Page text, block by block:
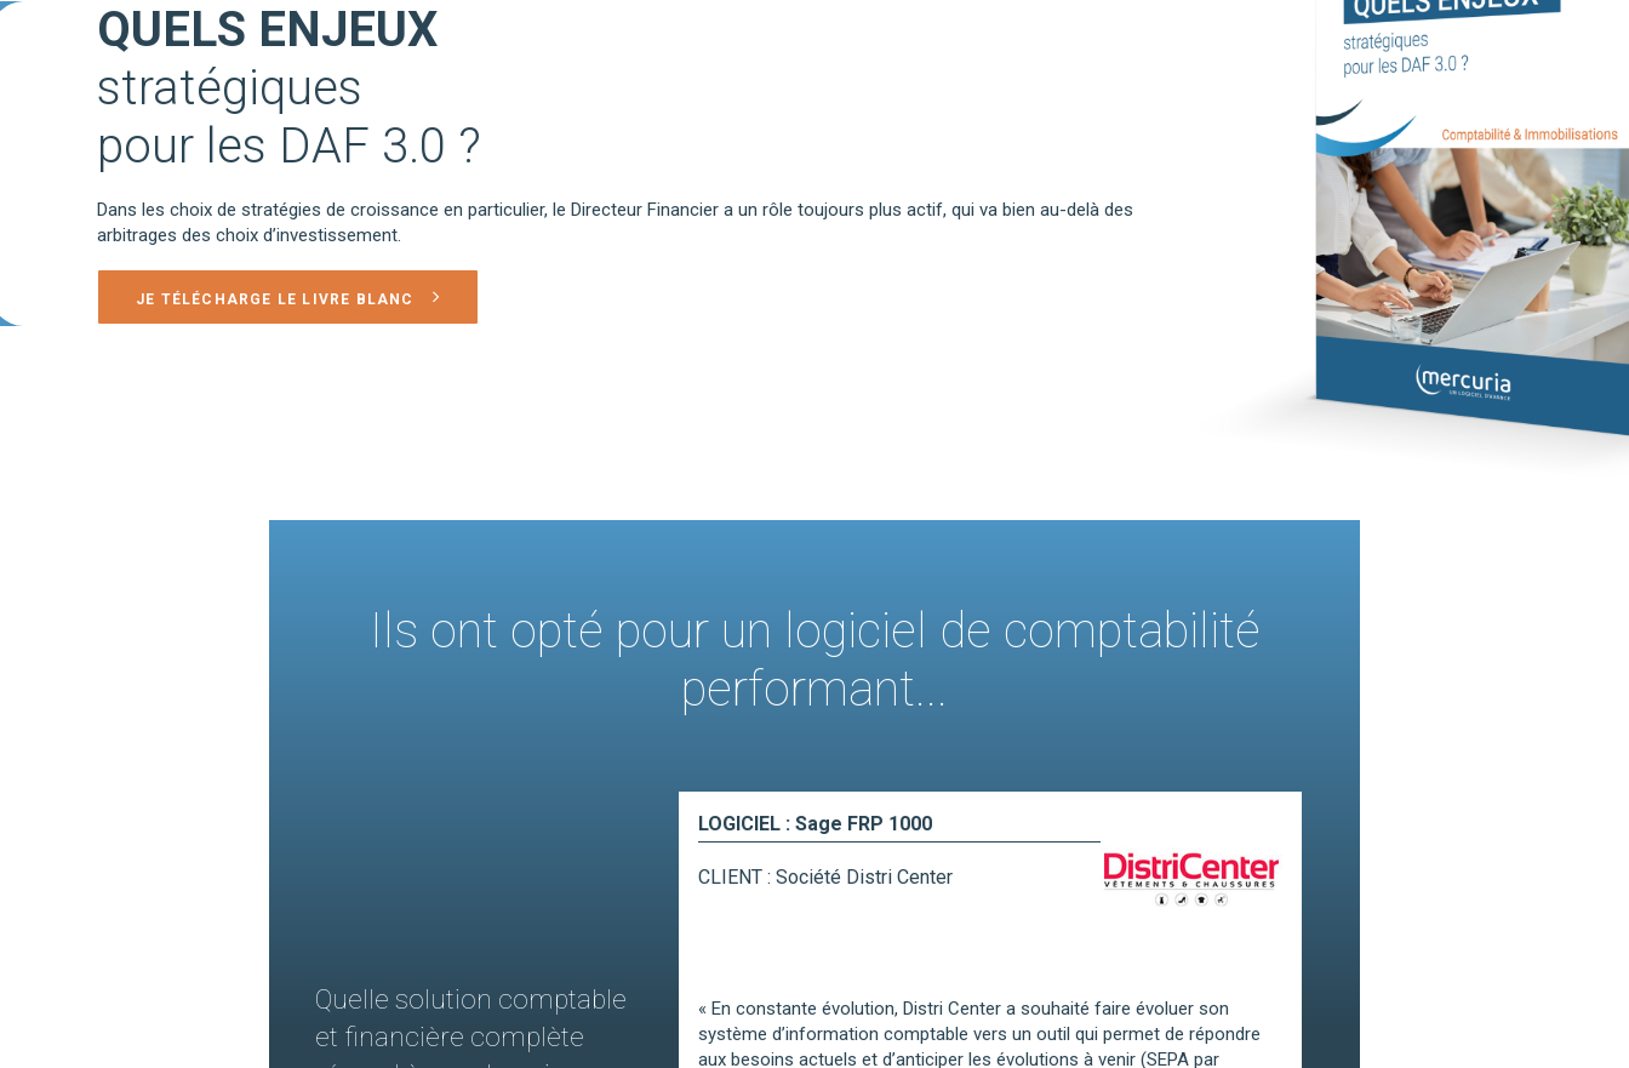
QUELS ENJEUX
stratégiques
pour les DAF 3.0 ?
Dans les choix de stratégies de croissance en particulier, le Directeur Financier a un rôle toujours plus actif, qui va bien au-delà des
arbitrages des choix d’investissement.
JE TÉLÉCHARGE LE LIVRE BLANC
Ils ont opté pour un logiciel de comptabilité
performant...
Quelle solution comptable
et financière complète
LOGICIEL : Sage FRP 1000
CLIENT : Société Distri Center
« En constante évolution, Distri Center a souhaité faire évoluer son
système d’information comptable vers un outil qui permet de répondre
aux besoins actuels et d’anticiper les évolutions à venir (SEPA par